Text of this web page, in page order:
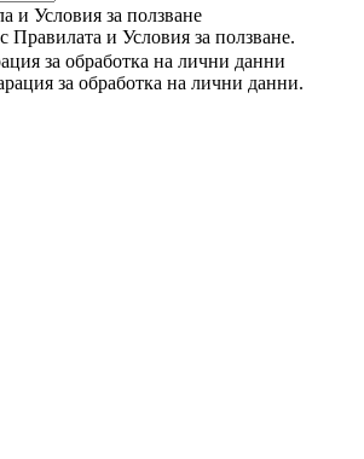
и Условия за ползване
Правилата и Условия за ползване.
за обработка на лични данни
за обработка на лични данни.